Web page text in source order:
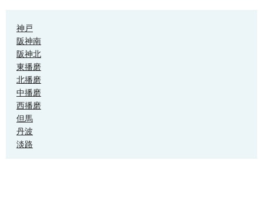
神戸
阪神南
阪神北
東播磨
北播磨
中播磨
西播磨
但馬
丹波
淡路